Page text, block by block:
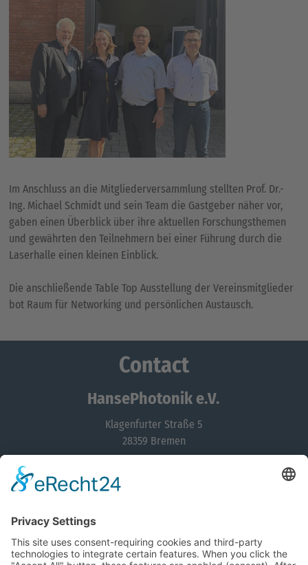
Im Anschluss an die Mitgliederversammlung stellten Prof. Dr.-
Ing. Michael Schmidt und sein Team die Gastgeber näher vor,
gaben einen Überblick über ihre aktuellen Forschungsthemen
und gewährten den Teilnehmern bei einer Führung durch die
Laserhalle einen kleinen Einblick.
Die anschließende Table Top Ausstellung der Vereinsmitglieder
bot Raum für Networking und persönlichen Austausch.
Contact
HansePhotonik e.V.
Klagenfurter Straße 5
28359 Bremen
info@hansephotonik.de